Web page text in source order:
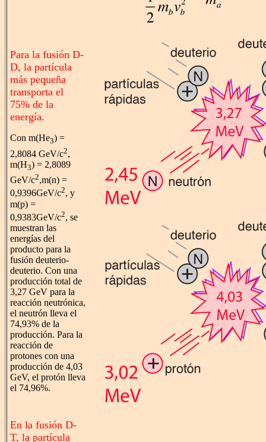
Para la fusión D-
D, la partícula
más pequeña
transporta el
75% de la
energía.
Con m(He3) =
2,8084 GeV/c2,
m(H3) = 2,8089
GeV/c2,m(n) =
0,9396GeV/c2, y
m(p) =
0,9383GeV/c2, se
muestran las
energías del
producto para la
fusión deuterio-
deuterio. Con una
producción total de
3,27 GeV para la
reacción neutrónica,
el neutrón lleva el
74,93% de la
producción. Para la
reacción de
protones con una
producción de 4,03
GeV, el protón lleva
el 74,96%.
En la fusión D-
T, la partícula